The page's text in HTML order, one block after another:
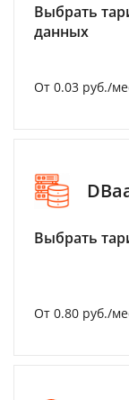
Выбрать
данных
От 0.03 руб./
Выбрать
От 0.80 руб./